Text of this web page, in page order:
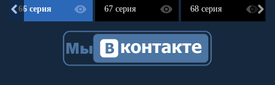
66 серия 67 серия 68 серия